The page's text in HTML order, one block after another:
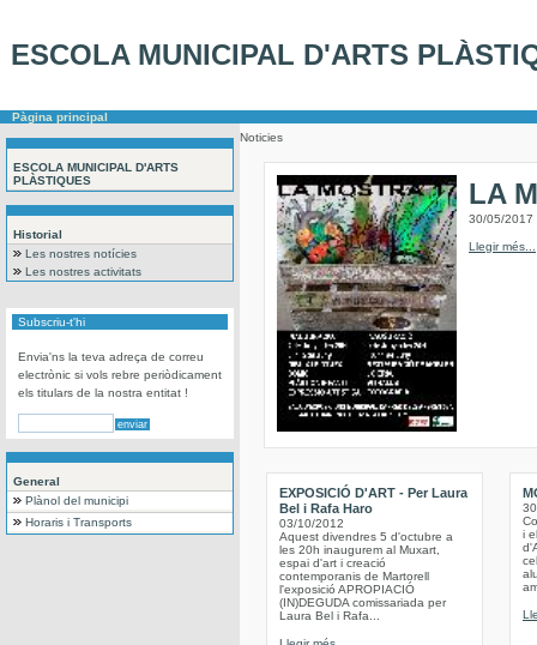
ESCOLA MUNICIPAL D'ARTS
Pàgina principal
ESCOLA MUNICIPAL D'ARTS
PLÀSTIQUES
Historial
Les nostres notícies
Les nostres activitats
Subscriu-t'hi
Envia'ns la teva adreça de correu
electrònic si vols rebre periòdicament
els titulars de la nostra entitat !
General
Plànol del municipi
Horaris i Transports
Noticies
LA
30/05/2017
Llegir més...
EXPOSICIÓ D'ART - Per Laura
Bel i Rafa Haro
03/10/2012
Aquest divendres 5 d'octubre a
les 20h inaugurem al Muxart,
espai d'art i creació
contemporanis de Martorell
l'exposició APROPIACIÓ
(IN)DEGUDA comissariada per
Laura Bel i Rafa...
i